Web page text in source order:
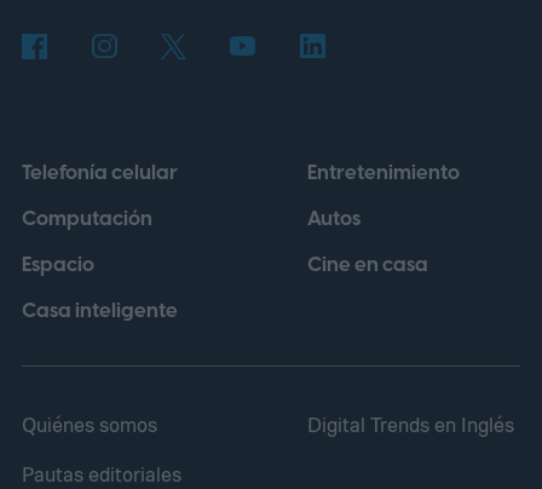
Telefonía celular
Computación
Espacio
Casa inteligente
Entretenimiento
Autos
Cine en casa
Quiénes somos
Pautas editoriales
Digital Trends en Inglés